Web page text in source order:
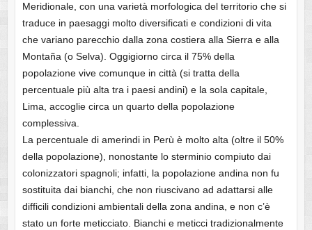
Meridionale, con una varietà morfologica del territorio che si
traduce in paesaggi molto diversificati e condizioni di vita
che variano parecchio dalla zona costiera alla Sierra e alla
Montaña (o Selva). Oggigiorno circa il 75% della
popolazione vive comunque in città (si tratta della
percentuale più alta tra i paesi andini) e la sola capitale,
Lima, accoglie circa un quarto della popolazione
complessiva.
La percentuale di amerindi in Perù è molto alta (oltre il 50%
della popolazione), nonostante lo sterminio compiuto dai
colonizzatori spagnoli; infatti, la popolazione andina non fu
sostituita dai bianchi, che non riuscivano ad adattarsi alle
difficili condizioni ambientali della zona andina, e non c’è
stato un forte meticciato. Bianchi e meticci tradizionalmente